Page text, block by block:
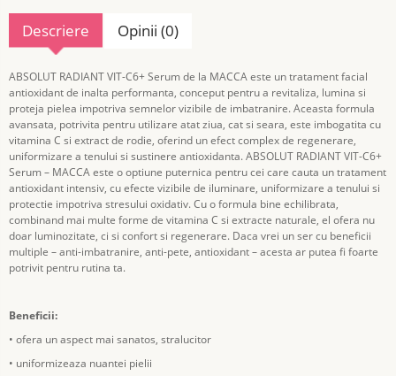
Descriere Opinii (0)
ABSOLUT RADIANT VIT-C6+ Serum de la MACCA este un tratament facial
antioxidant de inalta performanta, conceput pentru a revitaliza, lumina si
proteja pielea impotriva semnelor vizibile de imbatranire. Aceasta formula
avansata, potrivita pentru utilizare atat ziua, cat si seara, este imbogatita cu
vitamina C si extract de rodie, oferind un efect complex de regenerare,
uniformizare a tenului si sustinere antioxidanta. ABSOLUT RADIANT VIT-C6+
Serum – MACCA este o optiune puternica pentru cei care cauta un tratament
antioxidant intensiv, cu efecte vizibile de iluminare, uniformizare a tenului si
protectie impotriva stresului oxidativ. Cu o formula bine echilibrata,
combinand mai multe forme de vitamina C si extracte naturale, el ofera nu
doar luminozitate, ci si confort si regenerare. Daca vrei un ser cu beneficii
multiple – anti-imbatranire, anti-pete, antioxidant – acesta ar putea fi foarte
potrivit pentru rutina ta.
Beneficii:
• ofera un aspect mai sanatos, stralucitor
• uniformizeaza nuantei pielii